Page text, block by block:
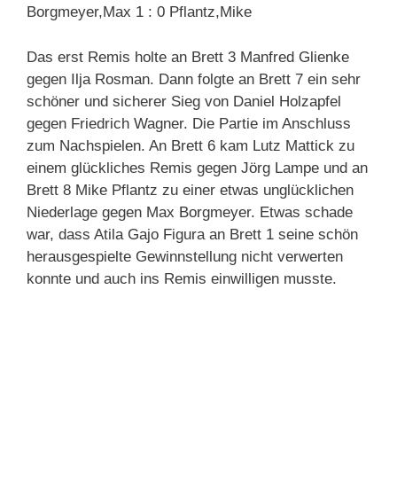
Borgmeyer,Max 1 : 0 Pflantz,Mike
Das erst Remis holte an Brett 3 Manfred Glienke
gegen Ilja Rosman. Dann folgte an Brett 7 ein sehr
schöner und sicherer Sieg von Daniel Holzapfel
gegen Friedrich Wagner. Die Partie im Anschluss
zum Nachspielen. An Brett 6 kam Lutz Mattick zu
einem glückliches Remis gegen Jörg Lampe und an
Brett 8 Mike Pflantz zu einer etwas unglücklichen
Niederlage gegen Max Borgmeyer. Etwas schade
war, dass Atila Gajo Figura an Brett 1 seine schön
herausgespielte Gewinnstellung nicht verwerten
konnte und auch ins Remis einwilligen musste.